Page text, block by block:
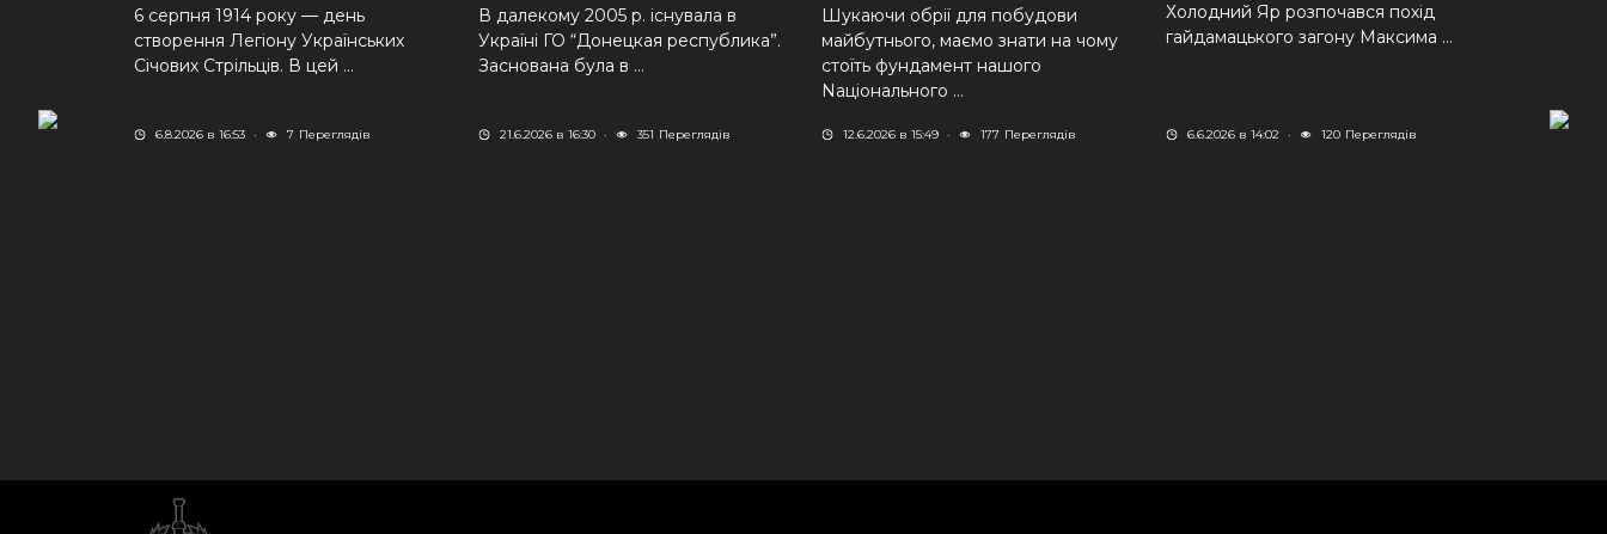
6 серпня 1914 року — день
створення Легіону Українських
Січових Стрільців. В цей ...
6.8.2026 в 16:53 · 7 Переглядів
В далекому 2005 р. існувала в
Україні ГО “Донецкая республика”.
Заснована була в ...
21.6.2026 в 16:30 · 351 Переглядів
Шукаючи обрії для побудови
майбутнього, маємо знати на чому
стоїть фундамент нашого
Nаціонального ...
12.6.2026 в 15:49 · 177 Переглядів
Холодний Яр розпочався похід
гайдамацького загону Максима ...
6.6.2026 в 14:02 · 120 Переглядів